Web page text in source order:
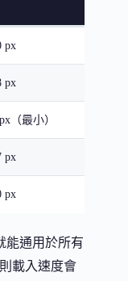
px
px
（最小）
px
px
能通用於所有
載入速度會